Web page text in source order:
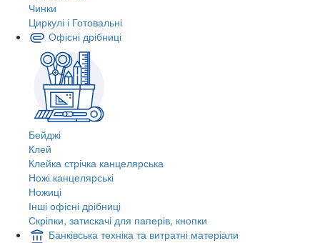
Чинки
Циркулі і Готовальні
Офісні дрібниці
Бейджі
Клей
Клейка стрічка канцелярська
Ножі канцелярські
Ножиці
Інші офісні дрібниці
Скріпки, затискачі для паперів, кнопки
Банківська техніка та витратні матеріали